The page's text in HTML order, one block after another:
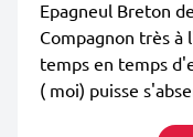
Epagneul Breton
Compagnon très à
temps en temps
( moi) puisse